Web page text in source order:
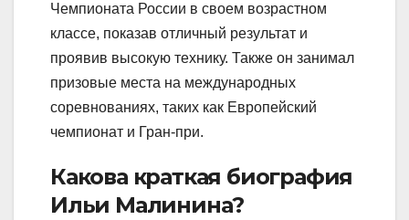
Чемпионата России в своем возрастном
классе, показав отличный результат и
проявив высокую технику. Также он занимал
призовые места на международных
соревнованиях, таких как Европейский
чемпионат и Гран-при.
Какова краткая биография
Ильи Малинина?